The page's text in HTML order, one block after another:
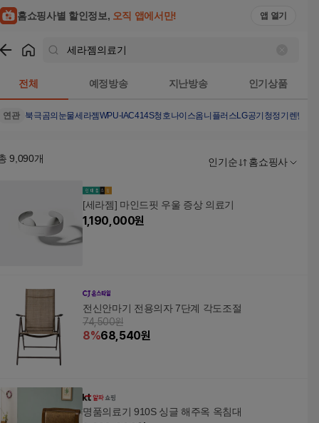
홈쇼핑사별 할인정보, 오직 앱에서만! 앱 열기
전체 예정방송 지난방송 인기상품
연관 북극곰의눈물세라젬WPU-IAC414S청호나이스옴니플러스LG공기청정기렌탈
9,090개 인기순 홈쇼핑사
[세라젬] 마인드핏 우울 증상 의료기
1,190,000원
전신안마기 전용의자 7단계 각도조절
74,500원
8%68,540원
명품의료기 910S 싱글 해주옥 옥침대